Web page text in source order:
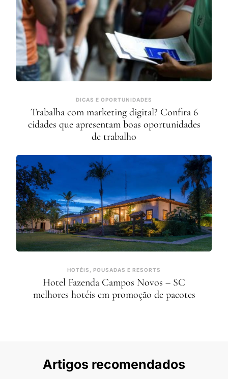
DICAS E OPORTUNIDADES
Trabalha com marketing digital? Confira 6
cidades que apresentam boas oportunidades
de trabalho
HOTÉIS, POUSADAS E RESORTS
Hotel Fazenda Campos Novos – SC
melhores hotéis em promoção de pacotes
Artigos recomendados